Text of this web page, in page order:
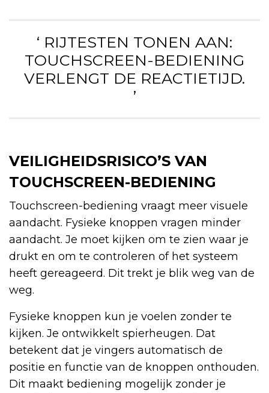
‘ RIJTESTEN TONEN AAN:
TOUCHSCREEN-BEDIENING
VERLENGT DE REACTIETIJD.
’
VEILIGHEIDSRISICO’S VAN
TOUCHSCREEN-BEDIENING
Touchscreen-bediening vraagt meer visuele
aandacht. Fysieke knoppen vragen minder
aandacht. Je moet kijken om te zien waar je
drukt en om te controleren of het systeem
heeft gereageerd. Dit trekt je blik weg van de
weg.
Fysieke knoppen kun je voelen zonder te
kijken. Je ontwikkelt spierheugen. Dat
betekent dat je vingers automatisch de
positie en functie van de knoppen onthouden.
Dit maakt bediening mogelijk zonder je